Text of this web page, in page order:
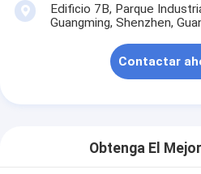
Edificio 7B, Parque
Guangming, Shenzhen,
Contactar
Obtenga El